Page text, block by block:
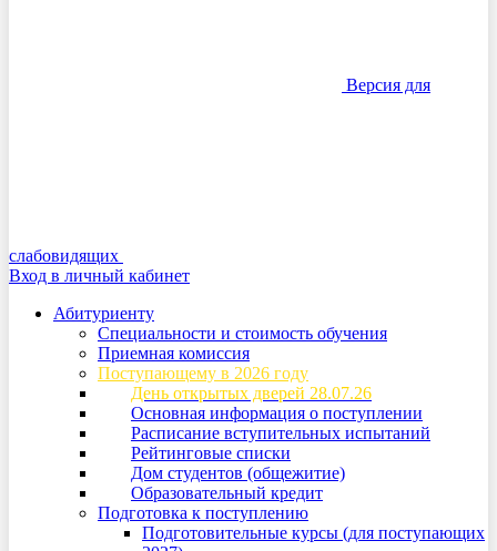
Версия для
слабовидящих
Вход в личный кабинет
Абитуриенту
Специальности и стоимость обучения
Приемная комиссия
Поступающему в 2026 году
День открытых дверей 28.07.26
Основная информация о поступлении
Расписание вступительных испытаний
Рейтинговые списки
Дом студентов (общежитие)
Образовательный кредит
Подготовка к поступлению
Подготовительные курсы (для поступающих